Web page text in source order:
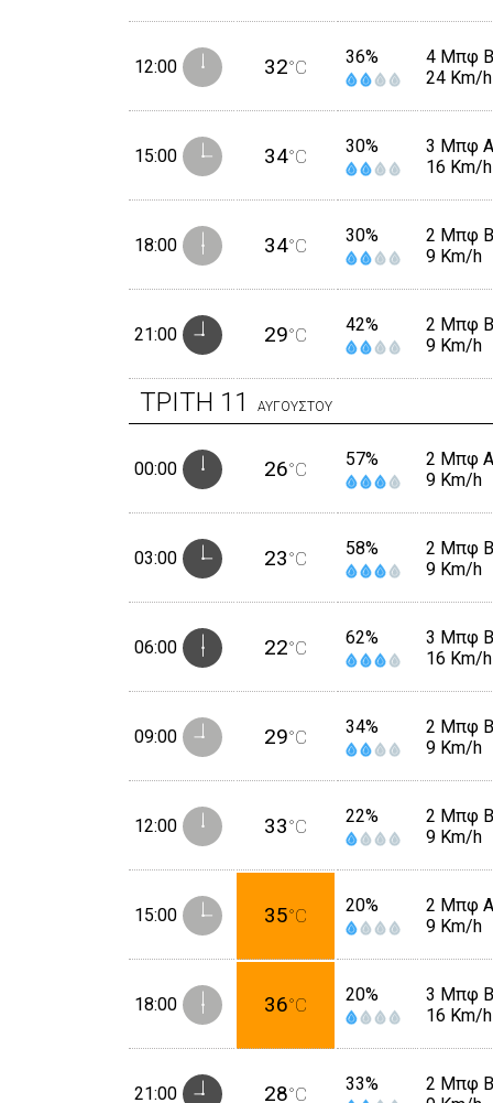
12:00 32°C 36%
4 Μπφ
24 Km/h
15:00 34°C 30%
3 Μπφ Α
16 Km/h
18:00 34°C 30%
2 Μπφ B
9 Km/h
21:00 29°C 42%
2 Μπφ
9 Km/h
ΤΡΙΤΗ 11 ΑΥΓΟΥΣΤΟΥ
00:00 26°C 57%
2 Μπφ Α
9 Km/h
03:00 23°C 58%
2 Μπφ
9 Km/h
06:00 22°C 62%
3 Μπφ
16 Km/h
09:00 29°C 34%
2 Μπφ B
9 Km/h
12:00 33°C 22%
2 Μπφ
9 Km/h
15:00 35°C 20%
2 Μπφ Α
9 Km/h
18:00 36°C 20%
3 Μπφ B
16 Km/h
21:00 28°C 33%
2 Μπφ B